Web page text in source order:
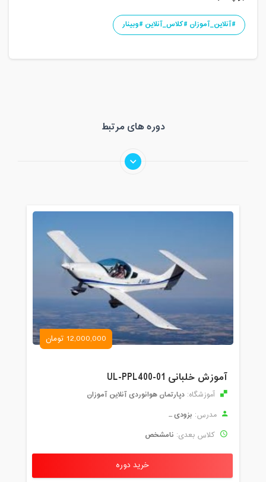
#آنلاین_آموزان #کلاس_آنلاین #وبینار
دوره های مرتبط
12,000,000 تومان
آموزش خلبانی UL-PPL400-01
آموزشگاه: دپارتمان هوانوردی آنلاین آموزان
مدرس: بزودی ...
کلاس بعدی: نامشخص
خرید دوره